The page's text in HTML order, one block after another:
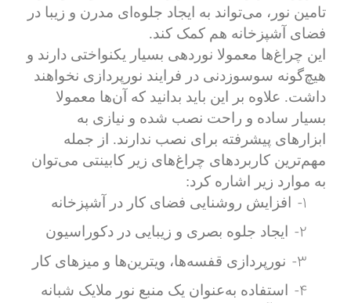
تامین نور، می‌تواند به ایجاد جلوه‌ای مدرن و زیبا در
فضای آشپزخانه هم کمک کند.
این چراغ‌ها معمولا نوردهی بسیار یکنواختی دارند و
هیچ‌گونه سوسوزدنی در فرایند نورپردازی نخواهند
داشت. علاوه بر این باید بدانید که آن‌ها معمولا
بسیار ساده و راحت نصب شده و نیازی به
ابزارهای پیشرفته برای نصب ندارند. از جمله
مهم‌ترین کاربردهای چراغ‌های زیر کابینتی می‌توان
به موارد زیر اشاره کرد:
1- افزایش روشنایی فضای کار در آشپزخانه
2- ایجاد جلوه بصری و زیبایی در دکوراسیون
3- نورپردازی قفسه‌ها، ویترین‌ها و میزهای کار
4-
استفاده به‌عنوان یک منبع نور ملایک شبانه